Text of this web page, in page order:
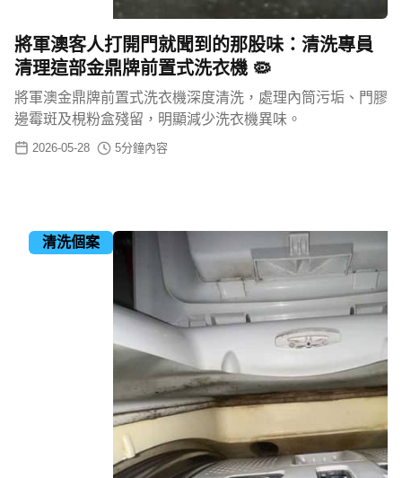
將軍澳客人打開門就聞到的那股味：清洗專員
清理這部金鼎牌前置式洗衣機 🦠
將軍澳金鼎牌前置式洗衣機深度清洗，處理內筒污垢、門膠
邊霉斑及梘粉盒殘留，明顯減少洗衣機異味。
2026-05-28 5分鐘內容
清洗個案